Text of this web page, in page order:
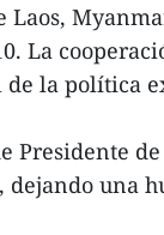
La
la política
Presidente
dejando una